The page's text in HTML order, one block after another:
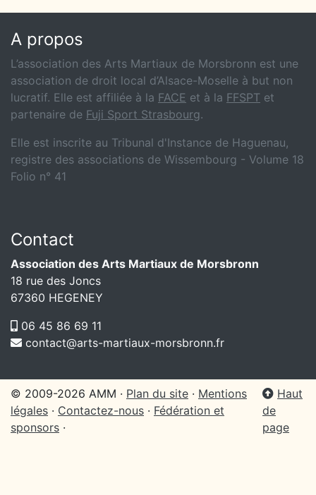
A propos
L’association des Arts Martiaux de Morsbronn est une
association de droit local d’Alsace-Moselle à but non
lucratif. Elle est affiliée à la FACE et à la FFSPT et
partenaire de Fuji Sport Strasbourg.
Elle est inscrite au Tribunal d'Instance de Haguenau,
registre des associations de Wissembourg - Volume 18
Folio n° 41
Contact
Association des Arts Martiaux de Morsbronn
18 rue des Joncs
67360 HEGENEY
06 45 86 69 11
contact@arts-martiaux-morsbronn.fr
© 2009-2026 AMM · Plan du site · Mentions
légales · Contactez-nous · Fédération et
sponsors ·
Haut
de
page